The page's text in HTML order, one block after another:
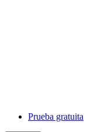
Prueba gratuita